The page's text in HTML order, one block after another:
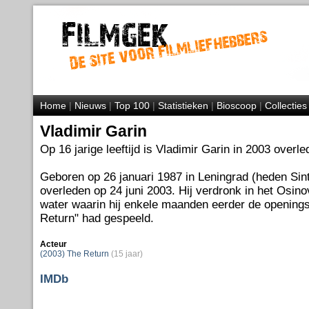
Home|Nieuws|Top 100|Statistieken|Bioscoop|Collecties
Vladimir Garin
Op 16 jarige leeftijd is Vladimir Garin in 2003
Geboren op 26 januari 1987 in Leningrad (heden
overleden op 24 juni 2003. Hij verdronk in het
water waarin hij enkele maanden eerder de
Return" had gespeeld.
Acteur
(2003) The Return (15 jaar)
IMDb